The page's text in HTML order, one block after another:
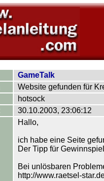
GameTalk
Website gefunden für
hotsock
30.10.2003, 23:06:12
Hallo,
ich habe eine Seite
Der Tipp für
Bei unlösbaren
http://www.raetsel-